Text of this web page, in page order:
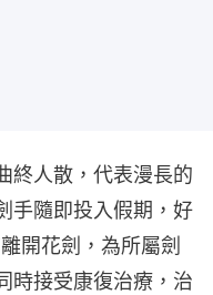
終人散，代表漫長的
手隨即投入假期，好
開花劍，為所屬劍
時接受康復治療，治